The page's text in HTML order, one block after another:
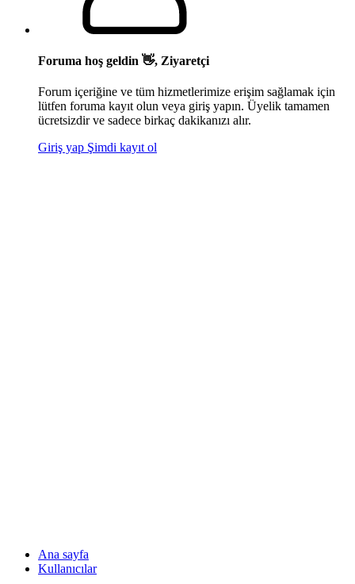
Foruma hoş geldin 👋, Ziyaretçi
Forum içeriğine ve tüm hizmetlerimize erişim sağlamak için
lütfen foruma kayıt olun veya giriş yapın. Üyelik tamamen
ücretsizdir ve sadece birkaç dakikanızı alır.
Giriş yap Şimdi kayıt ol
Ana sayfa
Kullanıcılar